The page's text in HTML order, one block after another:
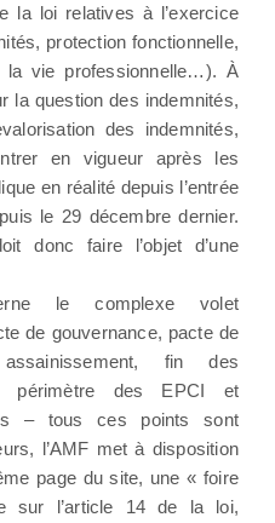
la loi relatives à l’exercice
protection fonctionnelle,
la vie professionnelle…). À
la question des indemnités,
des indemnités,
en vigueur après les
en réalité depuis l’entrée
le 29 décembre dernier.
donc faire l’objet d’une
le complexe volet
de gouvernance, pacte de
fin des
périmètre des EPCI et
– tous ces points sont
l’AMF met à disposition
page du site, une « foire
sur l’article 14 de la loi,